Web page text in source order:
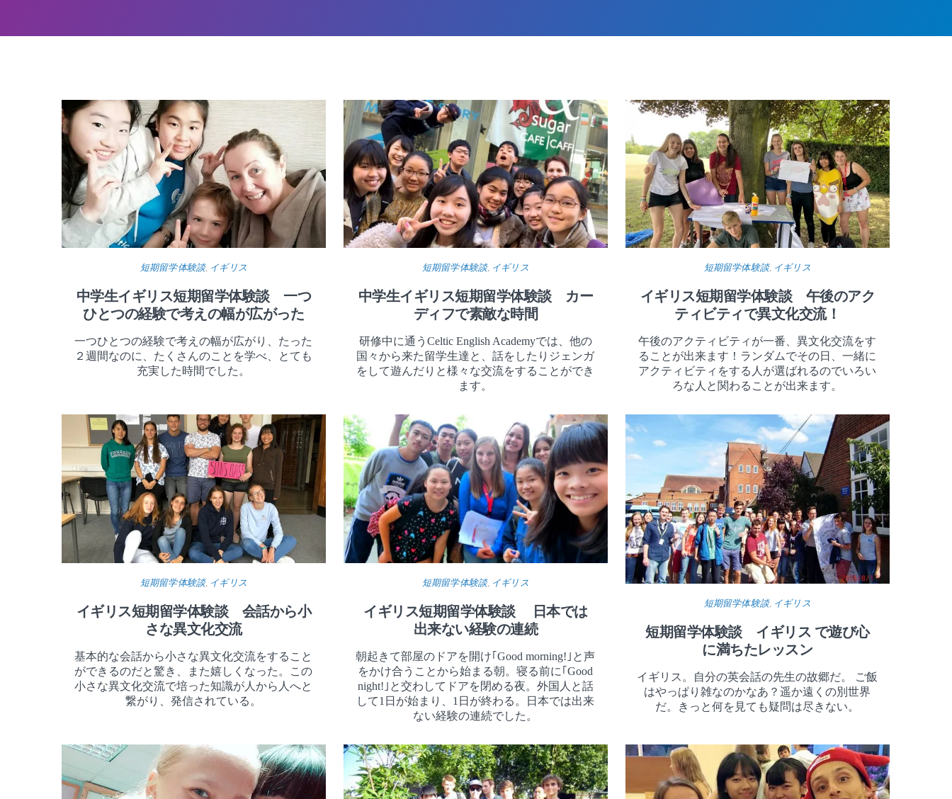
短期留学体験談, イギリス
中学生イギリス短期留学体験談 一つ
ひとつの経験で考えの幅が広がった
一つひとつの経験で考えの幅が広がり、たった
２週間なのに、たくさんのことを学べ、とても
充実した時間でした。
短期留学体験談, イギリス
中学生イギリス短期留学体験談 カー
ディフで素敵な時間
研修中に通うCeltic English Academyでは、他の
国々から来た留学生達と、話をしたりジェンガ
をして遊んだりと様々な交流をすることができ
ます。
短期留学体験談, イギリス
イギリス短期留学体験談 午後のアク
ティビティで異文化交流！
午後のアクティビティが一番、異文化交流をす
ることが出来ます！ランダムでその日、一緒に
アクティビティをする人が選ばれるのでいろい
ろな人と関わることが出来ます。
短期留学体験談, イギリス
イギリス短期留学体験談 会話から小
さな異文化交流
基本的な会話から小さな異文化交流をすること
ができるのだと驚き、また嬉しくなった。この
小さな異文化交流で培った知識が人から人へと
繋がり、発信されている。
短期留学体験談, イギリス
イギリス短期留学体験談 日本では
出来ない経験の連続
朝起きて部屋のドアを開け｢Good morning!｣と声
をかけ合うことから始まる朝。寝る前に｢Good
night!｣と交わしてドアを閉める夜。外国人と話
して1日が始まり、1日が終わる。日本では出来
ない経験の連続でした。
短期留学体験談, イギリス
短期留学体験談 イギリス で遊び心
に満ちたレッスン
イギリス。自分の英会話の先生の故郷だ。 ご飯
はやっぱり雑なのかなあ？遥か遠くの別世界
だ。きっと何を見ても疑問は尽きない。